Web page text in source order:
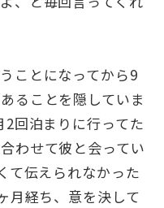
ことになってから9
ることを隠していま
回泊まりに行ってた
わせて彼と会ってい
て伝えられなかった
月経ち、意を決して